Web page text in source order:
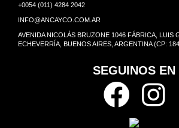
+0054 (011) 4284 2042
INFO@ANCAYCO.COM.AR
AVENIDA NICOLÁS BRUZONE 1046 FÁBRICA, LUIS
ECHEVERRÍA, BUENOS AIRES, ARGENTINA (CP:
SEGUINOS EN